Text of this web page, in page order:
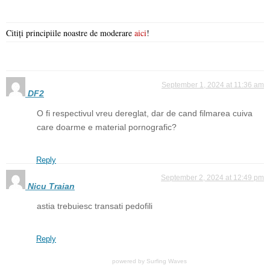
Citiți principiile noastre de moderare aici!
DF2
September 1, 2024 at 11:36 am
O fi respectivul vreu dereglat, dar de cand filmarea cuiva
care doarme e material pornografic?
Reply
Nicu Traian
September 2, 2024 at 12:49 pm
astia trebuiesc transati pedofili
Reply
powered by Surfing Waves